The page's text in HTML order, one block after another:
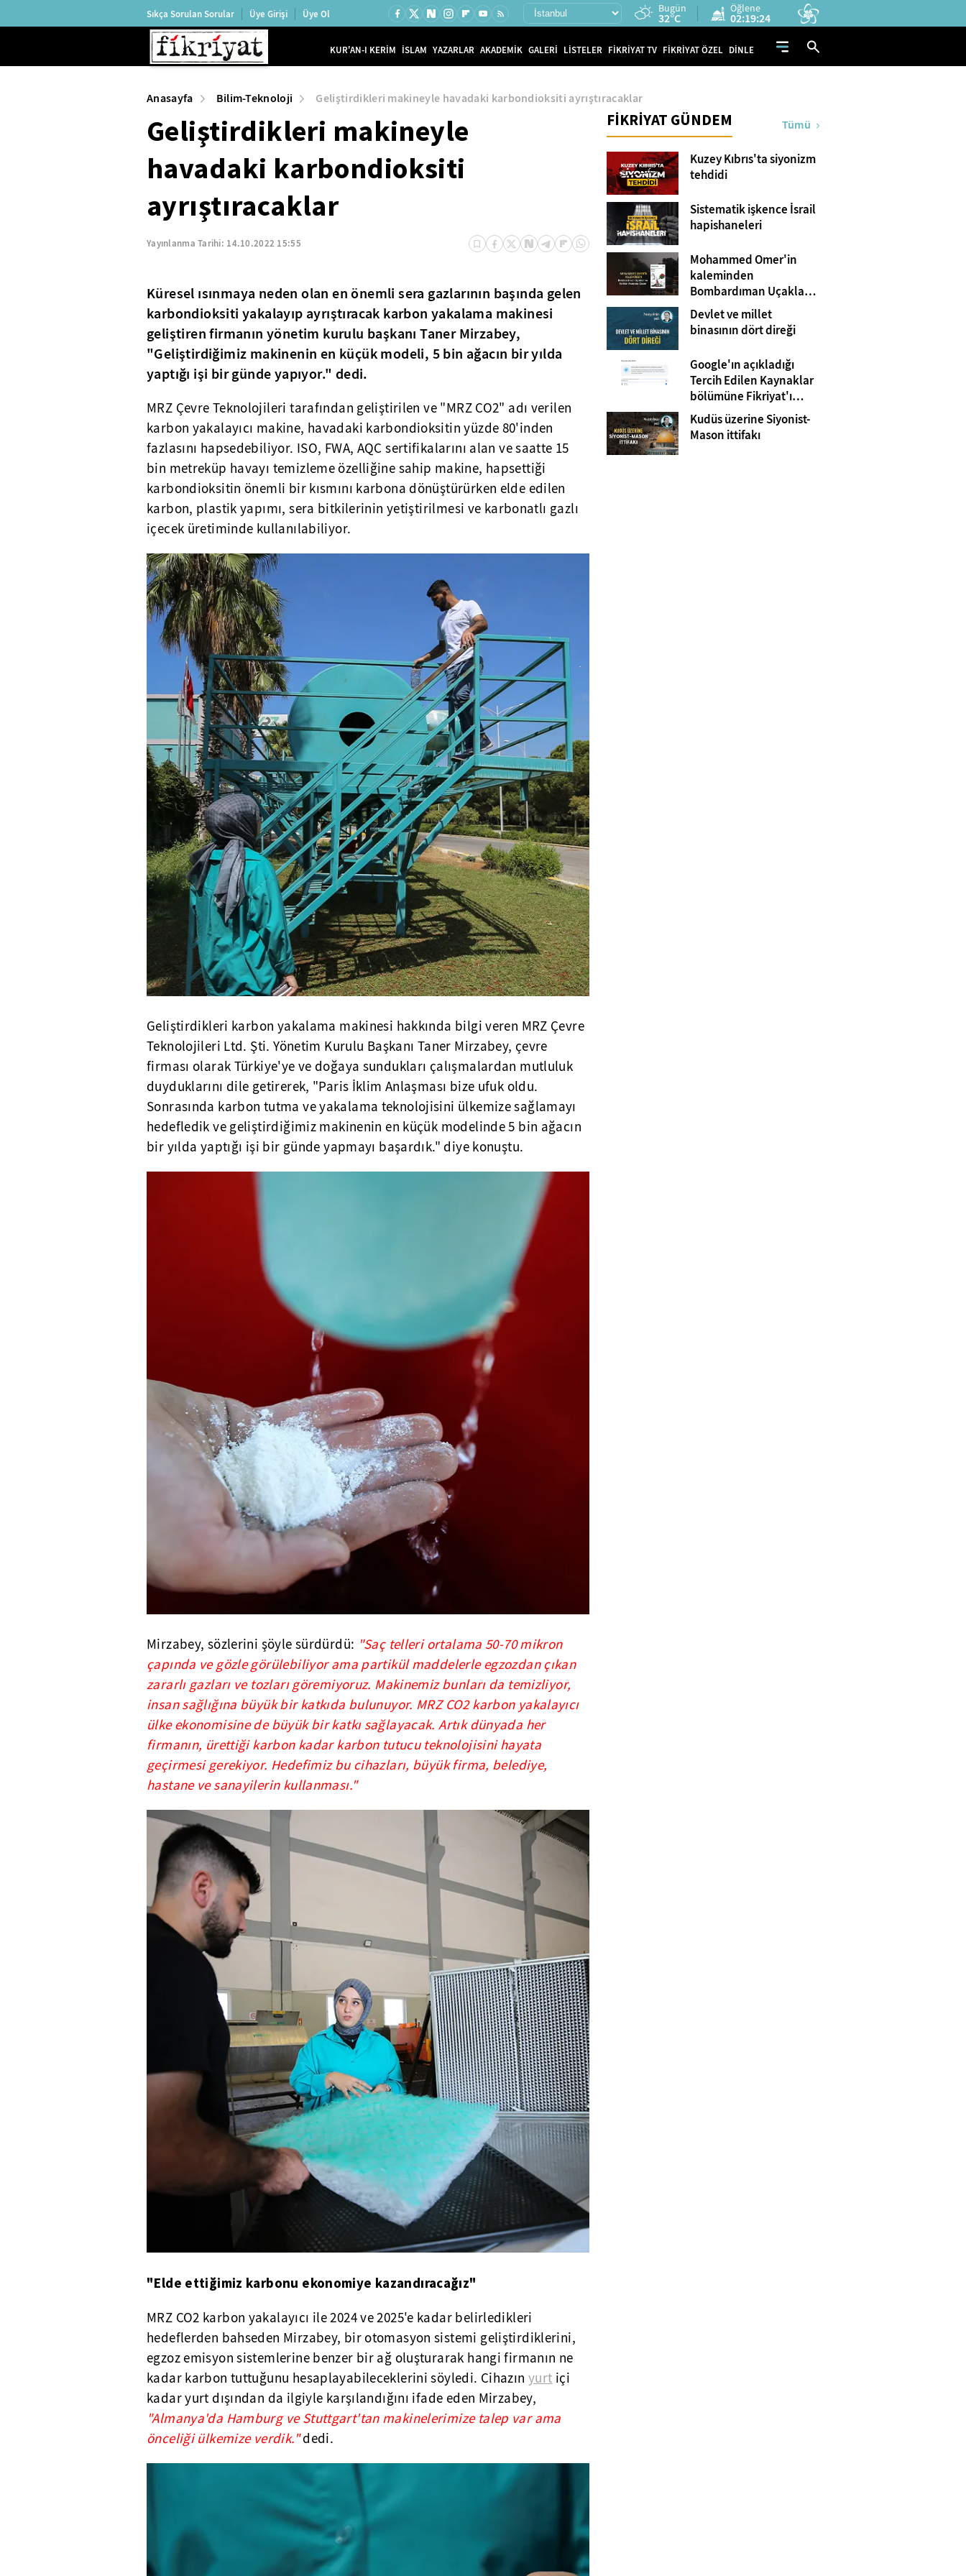
Sıkça Sorulan Sorular Üye Girişi Üye Ol Bugün
32°C
Öğlene
02:19:22
KUR'AN-I KERİM İSLAM YAZARLAR AKADEMİK GALERİ LİSTELER FİKRİYAT TV FİKRİYAT ÖZEL DİNLE
Anasayfa Bilim-Teknoloji Geliştirdikleri makineyle havadaki karbondioksiti ayrıştıracaklar
Geliştirdikleri makineyle
havadaki karbondioksiti
ayrıştıracaklar
Yayınlanma Tarihi: 14.10.2022 15:55
Küresel ısınmaya neden olan en önemli sera gazlarının başında gelen
karbondioksiti yakalayıp ayrıştıracak karbon yakalama makinesi
geliştiren firmanın yönetim kurulu başkanı Taner Mirzabey,
"Geliştirdiğimiz makinenin en küçük modeli, 5 bin ağacın bir yılda
yaptığı işi bir günde yapıyor." dedi.
MRZ Çevre Teknolojileri tarafından geliştirilen ve "MRZ CO2" adı verilen
karbon yakalayıcı makine, havadaki karbondioksitin yüzde 80'inden
fazlasını hapsedebiliyor. ISO, FWA, AQC sertifikalarını alan ve saatte 15
bin metreküp havayı temizleme özelliğine sahip makine, hapsettiği
karbondioksitin önemli bir kısmını karbona dönüştürürken elde edilen
karbon, plastik yapımı, sera bitkilerinin yetiştirilmesi ve karbonatlı gazlı
içecek üretiminde kullanılabiliyor.
Geliştirdikleri karbon yakalama makinesi hakkında bilgi veren MRZ Çevre
Teknolojileri Ltd. Şti. Yönetim Kurulu Başkanı Taner Mirzabey, çevre
firması olarak Türkiye'ye ve doğaya sundukları çalışmalardan mutluluk
duyduklarını dile getirerek, "Paris İklim Anlaşması bize ufuk oldu.
Sonrasında karbon tutma ve yakalama teknolojisini ülkemize sağlamayı
hedefledik ve geliştirdiğimiz makinenin en küçük modelinde 5 bin ağacın
bir yılda yaptığı işi bir günde yapmayı başardık." diye konuştu.
Mirzabey, sözlerini şöyle sürdürdü: "Saç telleri ortalama 50-70 mikron
çapında ve gözle görülebiliyor ama partikül maddelerle egzozdan çıkan
zararlı gazları ve tozları göremiyoruz. Makinemiz bunları da temizliyor,
insan sağlığına büyük bir katkıda bulunuyor. MRZ CO2 karbon yakalayıcı
ülke ekonomisine de büyük bir katkı sağlayacak. Artık dünyada her
firmanın, ürettiği karbon kadar karbon tutucu teknolojisini hayata
geçirmesi gerekiyor. Hedefimiz bu cihazları, büyük firma, belediye,
hastane ve sanayilerin kullanması."
"Elde ettiğimiz karbonu ekonomiye kazandıracağız"
MRZ CO2 karbon yakalayıcı ile 2024 ve 2025'e kadar belirledikleri
hedeflerden bahseden Mirzabey, bir otomasyon sistemi geliştirdiklerini,
egzoz emisyon sistemlerine benzer bir ağ oluşturarak hangi firmanın ne
kadar karbon tuttuğunu hesaplayabileceklerini söyledi. Cihazın yurt içi
kadar yurt dışından da ilgiyle karşılandığını ifade eden Mirzabey,
"Almanya'da Hamburg ve Stuttgart'tan makinelerimize talep var ama
önceliği ülkemize verdik."dedi.
FİKRİYAT GÜNDEM Tümü
Kuzey Kıbrıs'ta siyonizm
tehdidi
Sistematik işkence İsrail
hapishaneleri
Mohammed Omer'in
kaleminden
Bombardıman Uçakları
ve Tanklar Arasında
Gazze
Devlet ve millet
binasının dört direği
Google'ın açıkladığı
Tercih Edilen Kaynaklar
bölümüne Fikriyat'ı
eklemeyi unutmayın!
Kudüs üzerine Siyonist-
Mason ittifakı